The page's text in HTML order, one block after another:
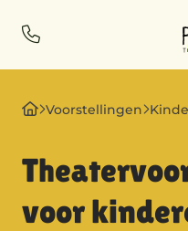
Bel ons
Voorstellingen
voor